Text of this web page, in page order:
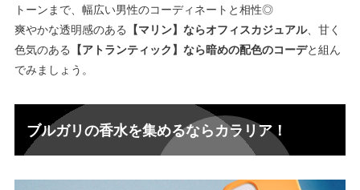
トーンまで、 幅広い男性のコーディネートと相性◎
爽やかな透明感のある
【マリン】ならオフィスカジュアル、甘く
色気のある
【アトランティック】なら暗めの配色のコーデと組ん
でみましょう。
ブルガリの香水を集めるならカラリア！